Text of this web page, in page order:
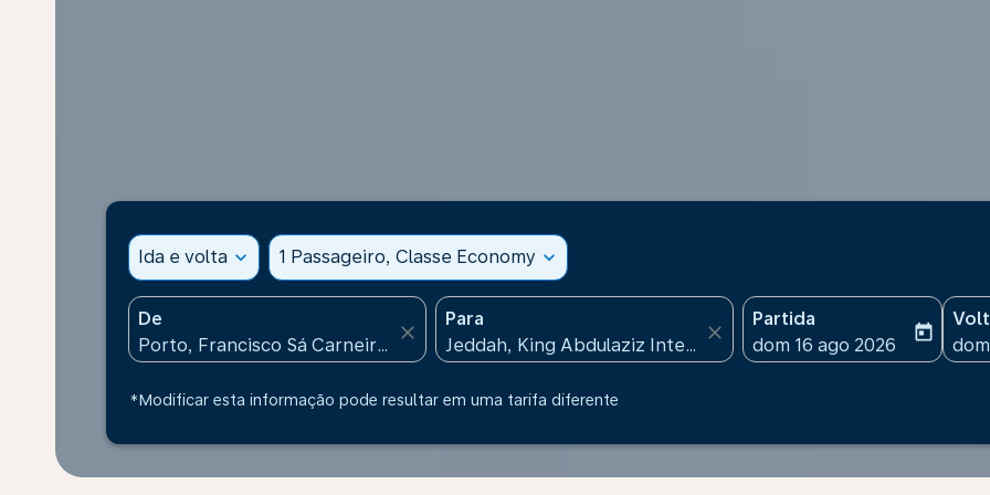
Ida e volta expand_more 1 Passageiro, Classe Economy expand_more
De
close
Para
close
Partida
fc-booking-departure-
dom 16 ago 2026
today
fc-
*Modificar esta informação pode resultar em uma tarifa diferente